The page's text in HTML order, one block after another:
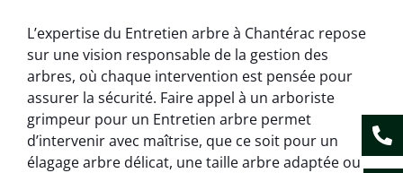
L’expertise du Entretien arbre à Chantérac repose
sur une vision responsable de la gestion des
arbres, où chaque intervention est pensée pour
assurer la sécurité. Faire appel à un arboriste
grimpeur pour un Entretien arbre permet
d’intervenir avec maîtrise, que ce soit pour un
élagage arbre délicat, une taille arbre adaptée ou